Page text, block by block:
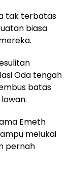
tak terbatas
biasa
Oda tengah
batas
Emeth
melukai
pernah